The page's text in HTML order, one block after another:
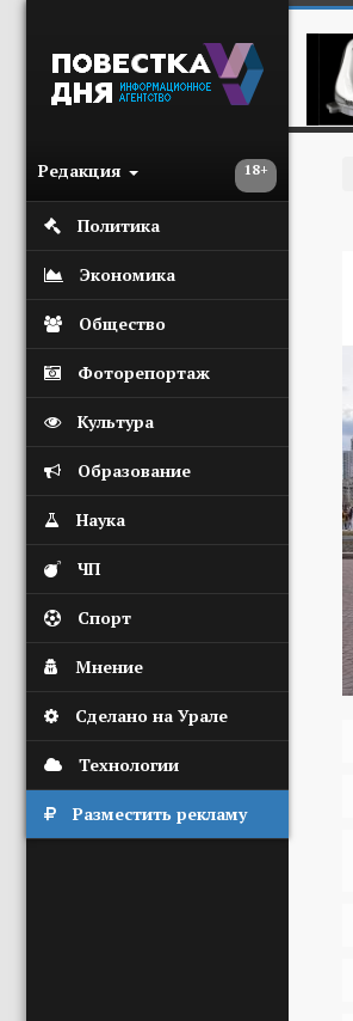
18+
Редакция
Политика
Экономика
Общество
Фоторепортаж
Культура
Образование
Наука
ЧП
Спорт
Мнение
Сделано на Урале
Технологии
Разместить рекламу